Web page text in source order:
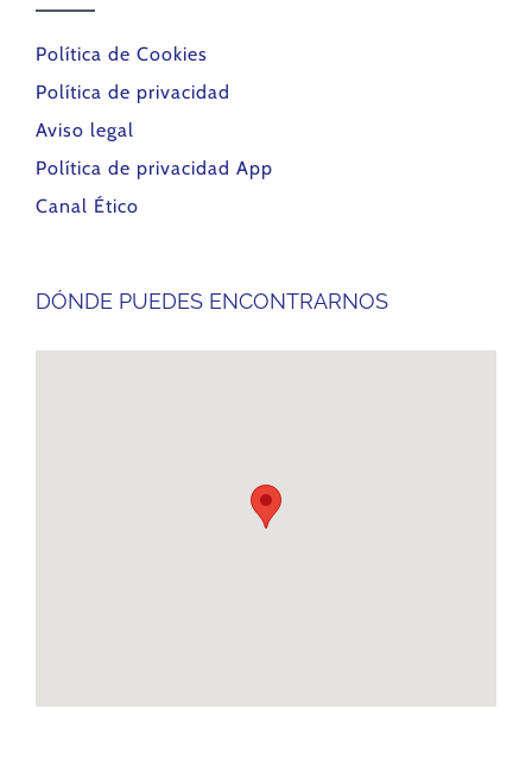
Política de Cookies
Política de privacidad
Aviso legal
Política de privacidad App
Canal Ético
DÓNDE PUEDES ENCONTRARNOS